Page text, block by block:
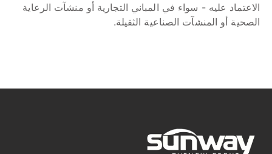
الاعتماد عليه - سواء في المباني التجارية أو منشآت الرعاية
الصحية أو المنشآت الصناعية الثقيلة.